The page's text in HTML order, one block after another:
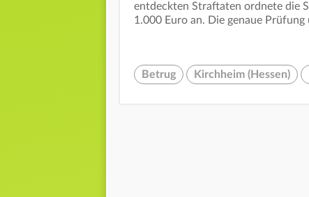
entdeckten Straftaten ordnete die
1.000 Euro an. Die genaue
Betrug Kirchheim (Hessen)